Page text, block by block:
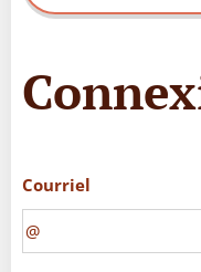
Courriel